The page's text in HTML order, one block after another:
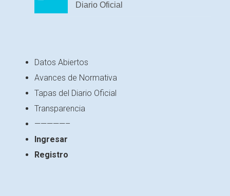
Diario Oficial
Datos Abiertos
Avances de Normativa
Tapas del Diario Oficial
Transparencia
—————–
Ingresar
Registro